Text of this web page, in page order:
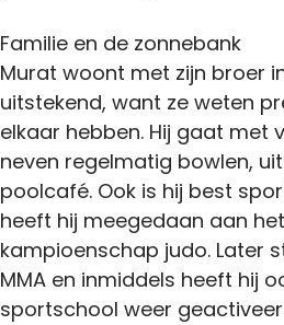
Familie en de zonnebank
Murat woont met zijn broer
uitstekend, want ze weten
elkaar hebben. Hij gaat met
neven regelmatig bowlen,
poolcafé. Ook is hij best
heeft hij meegedaan aan
kampioenschap judo. Later
MMA en inmiddels heeft hij
sportschool weer